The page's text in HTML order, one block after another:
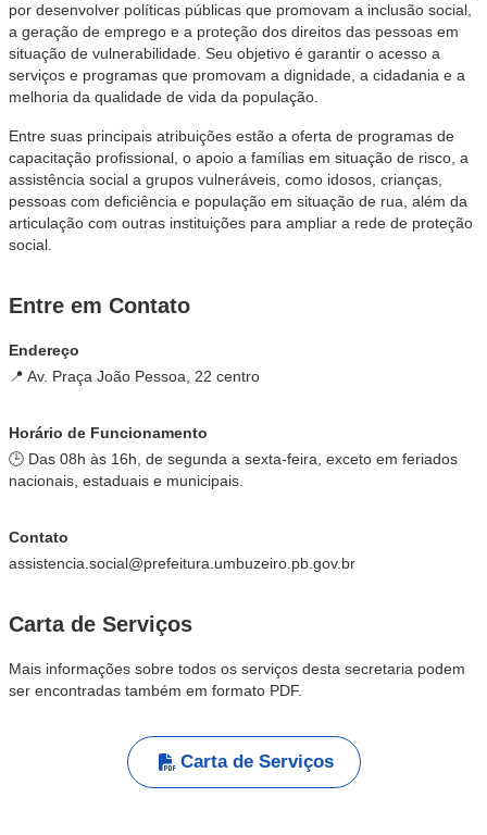
por desenvolver políticas públicas que promovam a inclusão social,
a geração de emprego e a proteção dos direitos das pessoas em
situação de vulnerabilidade. Seu objetivo é garantir o acesso a
serviços e programas que promovam a dignidade, a cidadania e a
melhoria da qualidade de vida da população.
Entre suas principais atribuições estão a oferta de programas de
capacitação profissional, o apoio a famílias em situação de risco, a
assistência social a grupos vulneráveis, como idosos, crianças,
pessoas com deficiência e população em situação de rua, além da
articulação com outras instituições para ampliar a rede de proteção
social.
Entre em Contato
Endereço
📍 Av. Praça João Pessoa, 22 centro
Horário de Funcionamento
🕒 Das 08h às 16h, de segunda a sexta-feira, exceto em feriados
nacionais, estaduais e municipais.
Contato
assistencia.social@prefeitura.umbuzeiro.pb.gov.br
Carta de Serviços
Mais informações sobre todos os serviços desta secretaria podem
ser encontradas também em formato PDF.
Carta de Serviços